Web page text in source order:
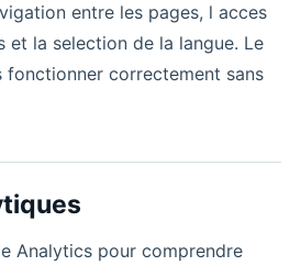
entre les pages, l acces
et la selection de la langue. Le
fonctionner correctement sans
Analytics pour comprendre